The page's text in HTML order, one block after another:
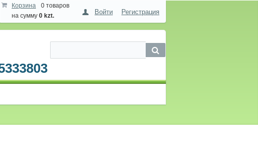
Корзина
0 товаров
на сумму 0 kzt. Войти Регистрация